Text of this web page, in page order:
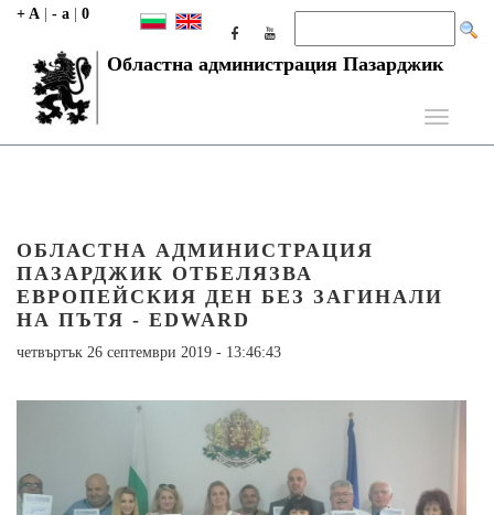
+ A - a 0
Областна администрация Пазарджик
Toggle
ОБЛАСТНА АДМИНИСТРАЦИЯ
ПАЗАРДЖИК ОТБЕЛЯЗВА
ЕВРОПЕЙСКИЯ ДЕН БЕЗ ЗАГИНАЛИ
НА ПЪТЯ - EDWARD
четвъртък 26 септември 2019 - 13:46:43